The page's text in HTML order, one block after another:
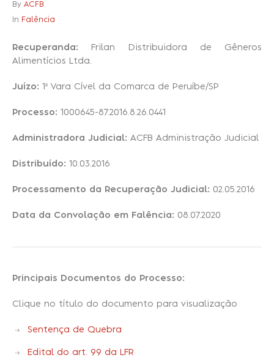
Recuperação Judicial
By ACFB
In Falência
Recuperanda: Frilan Distribuidora de Gêneros
Alimentícios Ltda.
Juízo: 1ª Vara Cível da Comarca de Peruíbe/SP
Processo: 1000645-87.2016.8.26.0441
Administradora Judicial: ACFB Administração Judicial
Distribuído: 10.03.2016
Processamento da Recuperação Judicial: 02.05.2016
Data da Convolação em Falência: 08.07.2020
Principais Documentos do Processo:
Clique no título do documento para visualização
Sentença de Quebra
Edital do art. 99 da LFR